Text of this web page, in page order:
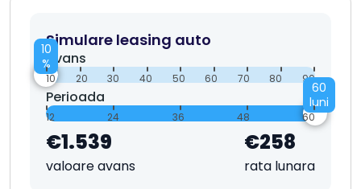
Simulare leasing auto
Avans
10
%
10 20 30 40 50 60 70 80 90
Perioada
60
luni
12 24 36 48 60
€1.539
valoare avans
€258
rata lunara